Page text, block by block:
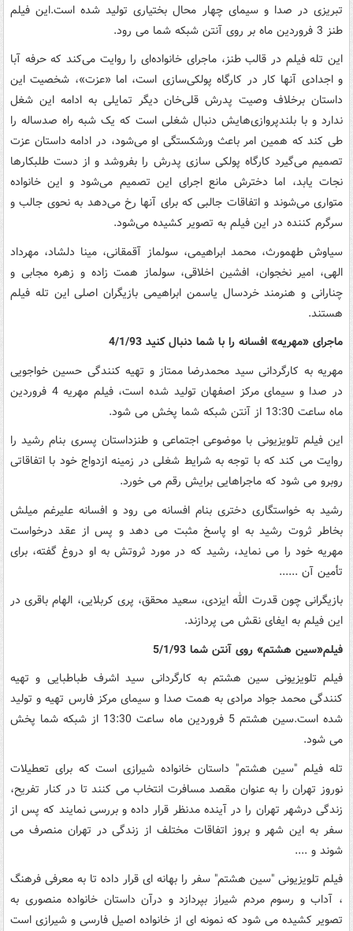
تبریزی در صدا و سیمای چهار محال بختیاری تولید شده است.این فیلم
طنز 3 فروردین ماه بر روی آنتن شبکه شما می رود.
این تله فیلم در قالب طنز، ماجرای خانواده‌ای را روایت می‌کند که حرفه آبا
و اجدادی آنها کار در کارگاه پولکی‌سازی است، اما «عزت»، شخصیت این
داستان برخلاف وصیت پدرش قلی‌خان دیگر تمایلی به ادامه این شغل
ندارد و با بلندپروازی‌هایش دنبال شغلی است که یک شبه راه صدساله را
طی کند که همین امر باعث ورشکستگی او می‌شود، در ادامه داستان عزت
تصمیم می‌گیرد کارگاه پولکی سازی پدرش را بفروشد و از دست طلبکارها
نجات یابد، اما دخترش مانع اجرای این تصمیم می‌شود و این خانواده
متواری می‌شوند و اتفاقات جالبی که برای آنها رخ می‌دهد به نحوی جالب و
سرگرم کننده در این فیلم به تصویر کشیده می‌شود.
سیاوش طهمورث، محمد ابراهیمی، سولماز آقمقانی، مینا دلشاد، مهرداد
الهی، امیر نخجوان، افشین اخلاقی، سولماز همت زاده و زهره مجابی و
چنارانی و هنرمند خردسال یاسمن ابراهیمی بازیگران اصلی این تله فیلم
هستند.
ماجرای «مهریه» افسانه را با شما دنبال کنید 4/1/93
مهریه به کارگردانی سید محمدرضا ممتاز و تهیه کنندگی حسین خواجویی
در صدا و سیمای مرکز اصفهان تولید شده است، فیلم مهریه 4 فروردین
ماه ساعت 13:30 از آنتن شبکه شما پخش می شود.
این فیلم تلویزیونی با موضوعی اجتماعی و طنزداستان پسری بنام رشید را
روایت می کند که با توجه به شرایط شغلی در زمینه ازدواج خود با اتفاقاتی
روبرو می شود که ماجراهایی برایش رقم می خورد.
رشید به خواستگاری دختری بنام افسانه می رود و افسانه علیرغم میلش
بخاطر ثروت رشید به او پاسخ مثبت می دهد و پس از عقد درخواست
مهریه خود را می نماید، رشید که در مورد ثروتش به او دروغ گفته، برای
تأمین آن ......
بازیگرانی چون قدرت الله ایزدی، سعید محقق، پری کربلایی، الهام باقری در
این فیلم به ایفای نقش می پردازند.
فیلم«سین هشتم» روی آنتن شما 5/1/93
فیلم تلویزیونی سین هشتم به کارگردانی سید اشرف طباطبایی و تهیه
کنندگی محمد جواد مرادی به همت صدا و سیمای مرکز فارس تهیه و تولید
شده است.سین هشتم 5 فروردین ماه ساعت 13:30 از شبکه شما پخش
می شود.
تله فیلم "سین هشتم" داستان خانواده شیرازی است که برای تعطیلات
نوروز تهران را به عنوان مقصد مسافرت انتخاب می کنند تا در کنار تفریح،
زندگی درشهر تهران را در آینده مدنظر قرار داده و بررسی نمایند که پس از
سفر به این شهر و بروز اتفاقات مختلف از زندگی در تهران منصرف می
شوند و ....
فیلم تلویزیونی "سین هشتم" سفر را بهانه ای قرار داده تا به معرفی فرهنگ
، آداب و رسوم مردم شیراز بپردازد و درآن داستان خانواده منصوری به
تصویر کشیده می شود که نمونه ای از خانواده اصیل فارسی و شیرازی است